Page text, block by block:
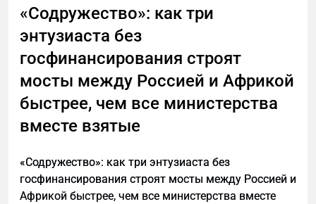
«Содружество»: как три
энтузиаста без
госфинансирования строят
мосты между Россией и Африкой
быстрее, чем все министерства
вместе взятые
«Содружество»: как три энтузиаста без
госфинансирования строят мосты между Россией и
Африкой быстрее, чем все министерства вместе